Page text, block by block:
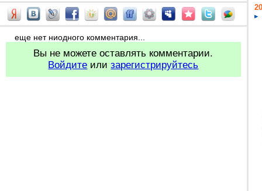
еще нет ниодного комментария...
Вы не можете оставлять комментарии.
Войдите илизарегистрируйтесь